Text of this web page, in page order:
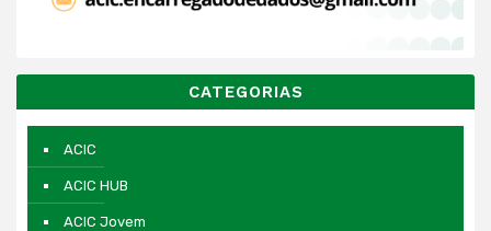
CATEGORIAS
ACIC
ACIC HUB
ACIC Jovem